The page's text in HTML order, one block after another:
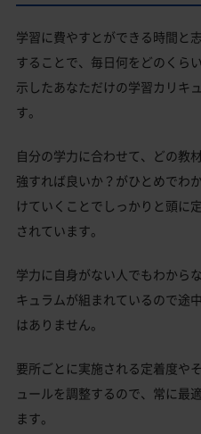
学習に費やすとができる時間と
することで、毎日何をどのくら
示したあなただけの学習カリキ
す。
自分の学力に合わせて、どの教
強すれば良いか？がひとめでわ
けていくことでしっかりと頭に
されています。
学力に自身がない人でもわから
キュラムが組まれているので途
はありません。
要所ごとに実施される定着度や
ュールを調整するので、常に最
ます。